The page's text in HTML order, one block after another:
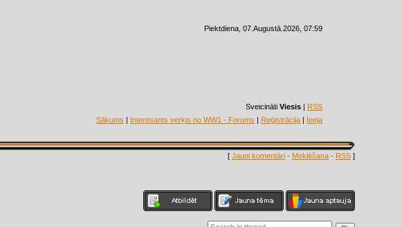
Piektdiena, 07.Augustā.2026, 07:59
Sveicināti Viesis | RSS
Sākums | Interesants verķis no WW1 - Forums | Reģistrācija | Ieeja
[ Jauni komentāri · Meklēšana · RSS ]